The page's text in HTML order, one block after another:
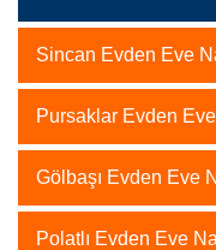
Sincan Evden Eve
Pursaklar Evden
Gölbaşı Evden Eve
Polatlı Evden Eve